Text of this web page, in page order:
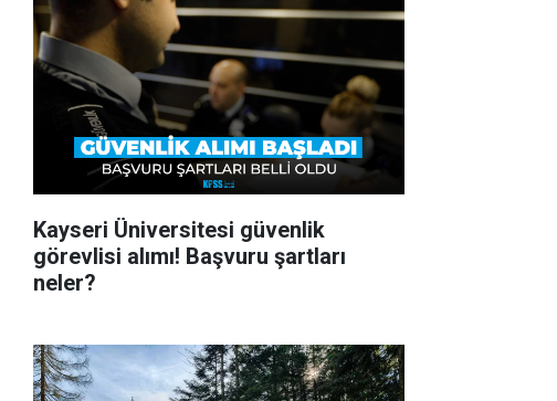
Kayseri Üniversitesi güvenlik
görevlisi alımı! Başvuru şartları
neler?